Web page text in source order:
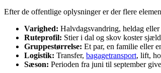
Efter de offentlige oplysninger er der flere
Varighed: Halvdagsvandring, heldag
Ruteprofil: Stier i dal og skov koster
Gruppestørrelse: Et par, en familie eller
Logistik: Transfer, bagagetransport, lift,
Sæson: Perioden fra juni til september